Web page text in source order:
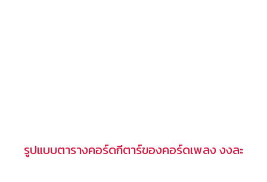
รูปแบบตารางคอร์ดกีตาร์ของคอร์ดเพลง งงละ